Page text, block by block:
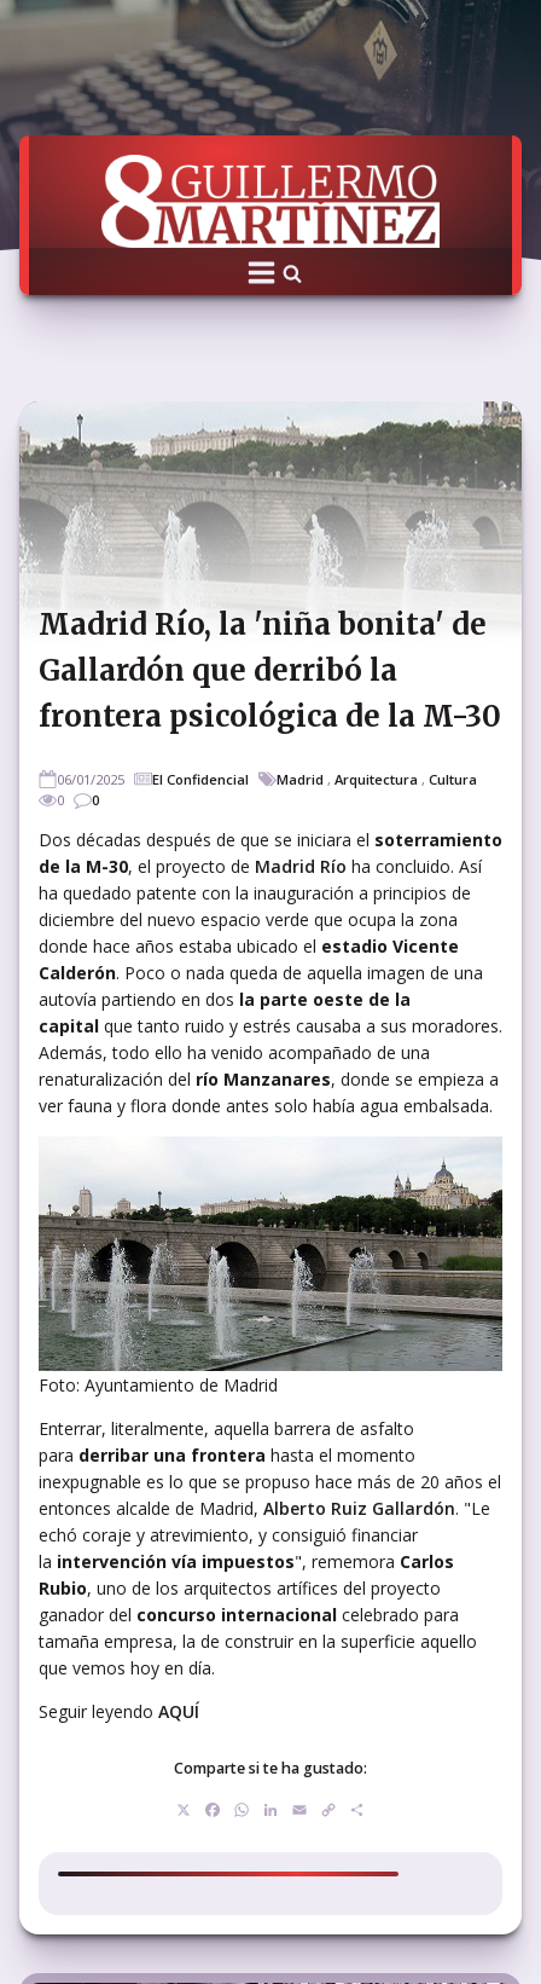
Madrid Río, la 'niña bonita' de
Gallardón que derribó la
frontera psicológica de la M-30
06/01/2025 El Confidencial Madrid , Arquitectura , Cultura
0
0
Dos décadas después de que se iniciara el soterramiento
de la M-30, el proyecto de Madrid Río ha concluido. Así
ha quedado patente con la inauguración a principios de
diciembre del nuevo espacio verde que ocupa la zona
donde hace años estaba ubicado el estadio Vicente
Calderón. Poco o nada queda de aquella imagen de una
autovía partiendo en dos la parte oeste de la
capital que tanto ruido y estrés causaba a sus moradores.
Además, todo ello ha venido acompañado de una
renaturalización del río Manzanares, donde se empieza a
ver fauna y flora donde antes solo había agua embalsada.
Foto: Ayuntamiento de Madrid
Enterrar, literalmente, aquella barrera de asfalto
para derribar una frontera hasta el momento
inexpugnable es lo que se propuso hace más de 20 años el
entonces alcalde de Madrid, Alberto Ruiz Gallardón. "Le
echó coraje y atrevimiento, y consiguió financiar
la intervención vía impuestos", rememora Carlos
Rubio, uno de los arquitectos artífices del proyecto
ganador del concurso internacional celebrado para
tamaña empresa, la de construir en la superficie aquello
que vemos hoy en día.
Seguir leyendo AQUÍ
Comparte si te ha gustado:
Facebook
WhatsApp
LinkedIn
EmailCopy